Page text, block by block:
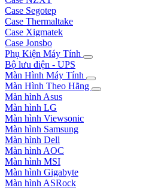
Case Segotep
Case Thermaltake
Case Xigmatek
Case Jonsbo
Phụ Kiện Máy Tính
Bộ lưu điện - UPS
Màn Hình Máy Tính
Màn Hình Theo Hãng
Màn hình Asus
Màn hình LG
Màn hình Viewsonic
Màn hình Samsung
Màn hình Dell
Màn hình AOC
Màn hình MSI
Màn hình Gigabyte
Màn hình ASRock